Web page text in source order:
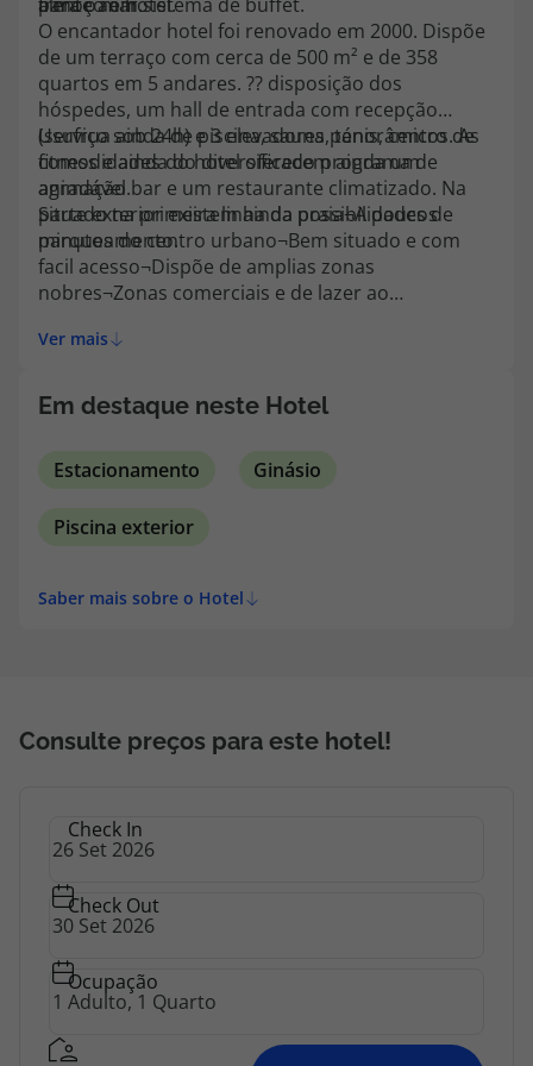
topatlantico@topatlantico.com
O encantador hotel foi renovado em 2000. Dispõe
de um terraço com cerca de 500 m² e de 358
quartos em 5 andares. ?? disposição dos
hóspedes, um hall de entrada com recepção
(serviço sob 24h) e 3 elevadores panorâmicos. As
comodidades do hotel oferecem ainda um
agradável bar e um restaurante climatizado. Na
parte exterior existem ainda possibilidades de
parqueamento.
Usufrua ainda de piscina, sauna, ténis, centro de
fitness e ainda do diversificado programa de
animação.
Situado na primeira linha da praia¬A poucos
minutos do centro urbano¬Bem situado e com
facil acesso¬Dispõe de amplias zonas
nobres¬Zonas comerciais e de lazer ao
Ver mais
Em destaque neste Hotel
Estacionamento Ginásio
Piscina exterior
Saber mais sobre o Hotel
Consulte preços para este hotel!
Check In
Check Out
Ocupação